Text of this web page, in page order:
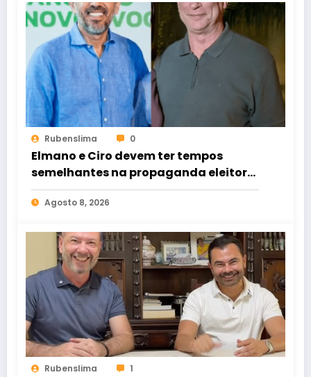
Rubenslima 0
Elmano e Ciro devem ter tempos
semelhantes na propaganda eleitoral
de rádio e TV
Agosto 8, 2026
Rubenslima 1